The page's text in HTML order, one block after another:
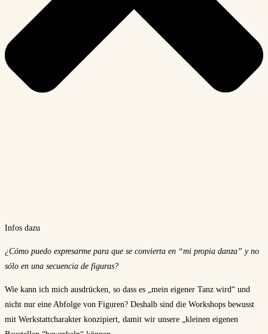
Infos dazu
¿Cómo puedo expresarme para que se convierta en “mi propia danza” y no
sólo en una secuencia de figuras?
Wie kann ich mich ausdrücken, so dass es „mein eigener Tanz wird“ und
nicht nur eine Abfolge von Figuren? Deshalb sind die Workshops bewusst
mit Werkstattcharakter konzipiert, damit wir unsere „kleinen eigenen